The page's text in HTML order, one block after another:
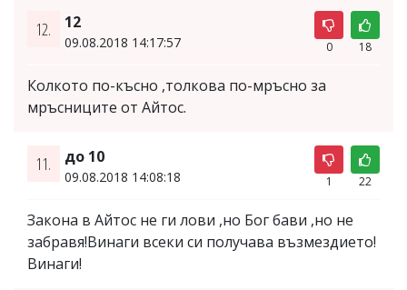
12. 12
09.08.2018 14:17:57 0 18
Колкото по-късно ,толкова по-мръсно за
мръсниците от Айтос.
11. до 10
09.08.2018 14:08:18 1 22
Закона в Айтос не ги лови ,но Бог бави ,но не
забравя!Винаги всеки си получава възмездието!
Винаги!